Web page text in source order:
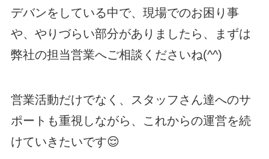
デバンをしている中で、現場でのお困り事
や、やりづらい部分がありましたら、まずは
弊社の担当営業へご相談くださいね(^^)
営業活動だけでなく、スタッフさん達へのサ
ポートも重視しながら、これからの運営を続
けていきたいです😌